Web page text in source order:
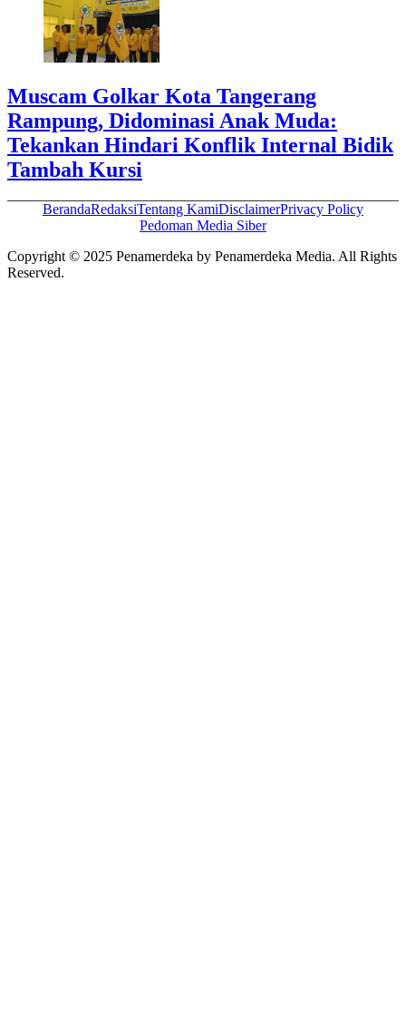
Muscam Golkar Kota Tangerang
Rampung, Didominasi Anak Muda:
Tekankan Hindari Konflik Internal Bidik
Tambah Kursi
BerandaRedaksiTentang KamiDisclaimerPrivacy Policy
Pedoman Media Siber
Copyright © 2025 Penamerdeka by Penamerdeka Media. All Rights
Reserved.